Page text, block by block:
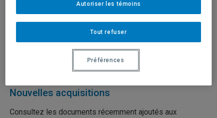
Emprunter un document
Réservez, empruntez, renouvelez ou retournez des
bibliothèques universitaires québécoises à partir de Sofia.
Nouvelles acquisitions
Consultez les documents récemment ajoutés aux
Tout refuser
Autoriser les témoins
Préférences